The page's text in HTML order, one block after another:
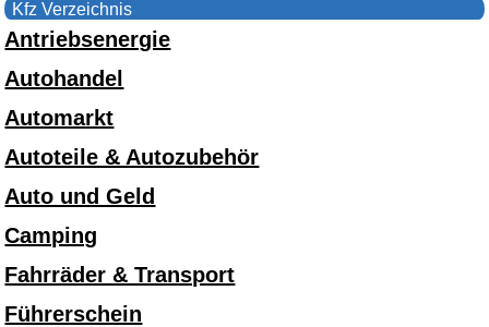
Kfz Verzeichnis
Antriebsenergie
Autohandel
Automarkt
Autoteile & Autozubehör
Auto und Geld
Camping
Fahrräder & Transport
Führerschein